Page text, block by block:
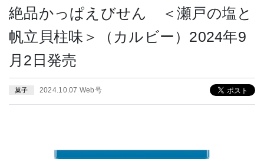
絶品かっぱえびせん ＜瀬戸の塩と
帆立貝柱味＞（カルビー）2024年9
月2日発売
菓子 2024.10.07 Web号